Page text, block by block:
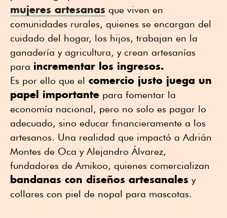
mujeres artesanas que viven en
comunidades rurales, quienes se encargan del
cuidado del hogar, los hijos, trabajan en la
ganadería y agricultura, y crean artesanías
para incrementar los ingresos.
Es por ello que el comercio justo juega un
papel importante para fomentar la
economía nacional, pero no solo es pagar lo
adecuado, sino educar financieramente a los
artesanos. Una realidad que impactó a Adrián
Montes de Oca y Alejandro Álvarez,
fundadores de Amikoo, quienes comercializan
bandanas con diseños artesanales y
collares con piel de nopal para mascotas.